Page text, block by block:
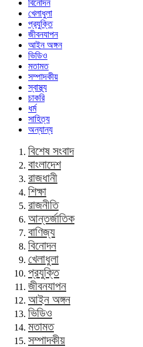
বিনোদন
খেলাধুলা
প্রযুক্তি
জীবনযাপন
আইন অঙ্গন
ভিডিও
মতামত
সম্পাদকীয়
স্বাস্থ্য
চাকরি
ধর্ম
সাহিত্য
অন্যান্য
বিশেষ সংবাদ
বাংলাদেশ
রাজধানী
শিক্ষা
রাজনীতি
আন্তর্জাতিক
বাণিজ্য
বিনোদন
খেলাধুলা
প্রযুক্তি
জীবনযাপন
আইন অঙ্গন
ভিডিও
মতামত
সম্পাদকীয়